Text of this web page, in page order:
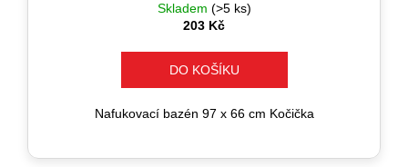
Skladem (>5 ks)
203 Kč
DO KOŠÍKU
Nafukovací bazén 97 x 66 cm Kočička